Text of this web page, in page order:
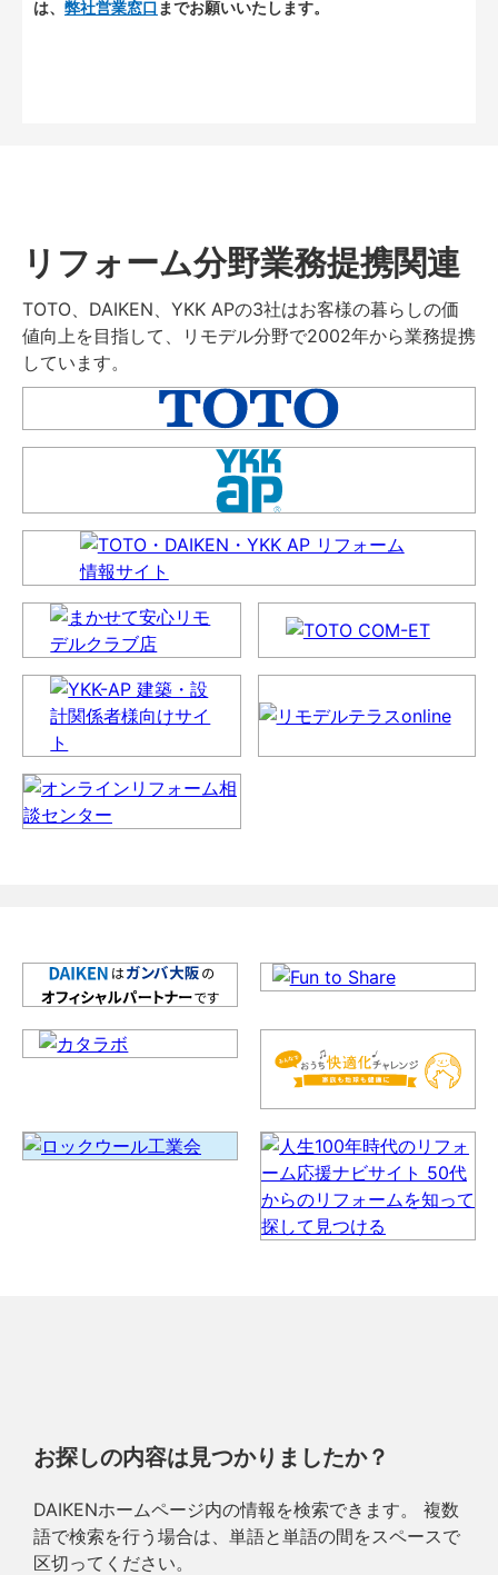
は、 弊社営業窓口 までお願いいたします。
リフォーム分野業務提携関連
TOTO、DAIKEN、YKK APの3社はお客様の暮らしの価
値向上を目指して、リモデル分野で2002年から業務提携
しています。
お探しの内容は見つかりましたか？
DAIKENホームページ内の情報を検索できます。 複数
語で検索を行う場合は、単語と単語の間をスペースで
区切ってください。